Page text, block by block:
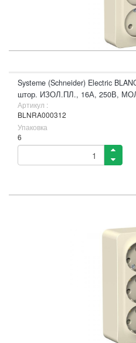
Systeme (Schneider) Electric
штор. ИЗОЛ.ПЛ., 16А, 250В,
Артикул :
BLNRA000312
Упаковка
6